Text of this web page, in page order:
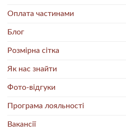
Оплата частинами
Блог
Розмірна сітка
Як нас знайти
Фото-відгуки
Програма лояльності
Вакансії